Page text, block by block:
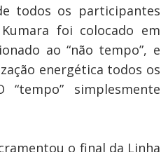
todos os participantes
foi colocado em
ao “não tempo”, e
energética todos os
simplesmente
o final da Linha